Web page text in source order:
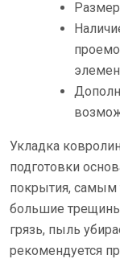
Укладка
подготовки
покрытия, самым
большие
грязь, пыль
рекомендуется